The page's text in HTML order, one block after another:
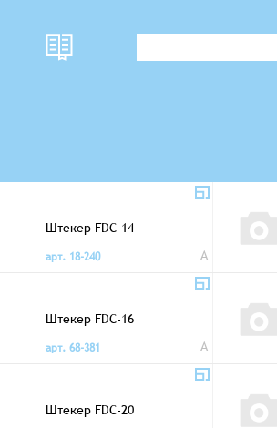
Штекер FDC-14
арт. 18-240
A
Штекер FDC-16
арт. 68-381
A
Штекер FDC-20